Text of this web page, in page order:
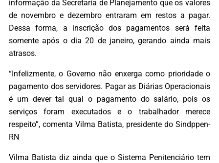
informação da Secretaria de Planejamento que os valores
de novembro e dezembro entraram em restos a pagar.
Dessa forma, a inscrição dos pagamentos será feita
somente após o dia 20 de janeiro, gerando ainda mais
atrasos.
“Infelizmente, o Governo não enxerga como prioridade o
pagamento dos servidores. Pagar as Diárias Operacionais
é um dever tal qual o pagamento do salário, pois os
serviços foram executados e o trabalhador merece
respeito”, comenta Vilma Batista, presidente do Sindppen-
RN
Vilma Batista diz ainda que o Sistema Penitenciário tem